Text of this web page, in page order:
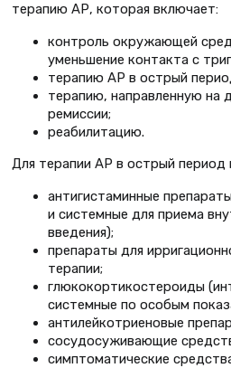
терапию АР, которая включает:
контроль окружающей
уменьшение контакта с
терапию АР в острый
терапию, направленную на
ремиссии;
реабилитацию.
Для терапии АР в острый период
антигистаминные
и системные для приема
введения);
препараты для
терапии;
глюкокортикостероиды
системные по особым
антилейкотриеновые
сосудосуживающие
симптоматические